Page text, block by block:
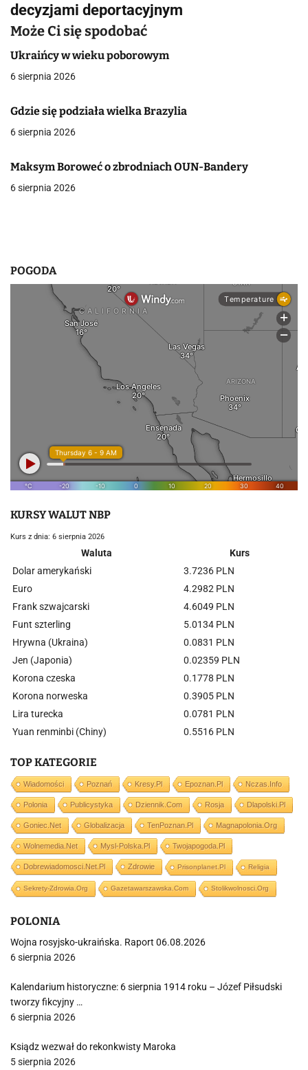
a
c
j
w
i
s
decyzjami deportacyjnym
Może Ci się spodobać
Ukraińcy w wieku poborowym
6 sierpnia 2026
Gdzie się podziała wielka Brazylia
6 sierpnia 2026
Maksym Boroweć o zbrodniach OUN-Bandery
6 sierpnia 2026
POGODA
KURSY WALUT NBP
Kurs z dnia: 6 sierpnia 2026
Waluta
Kurs
Dolar amerykański
3.7236 PLN
Euro
4.2982 PLN
Frank szwajcarski
4.6049 PLN
Funt szterling
5.0134 PLN
Hrywna (Ukraina)
0.0831 PLN
Jen (Japonia)
0.02359 PLN
Korona czeska
0.1778 PLN
Korona norweska
0.3905 PLN
Lira turecka
0.0781 PLN
Yuan renminbi (Chiny)
0.5516 PLN
TOP KATEGORIE
Wiadomości Poznań Kresy.pl Epoznan.pl Nczas.info
Polonia Publicystyka Dziennik.com Rosja Dlapolski.pl
Goniec.net Globalizacja TenPoznan.pl Magnapolonia.org
Wolnemedia.net Mysl-Polska.pl Twojapogoda.pl
Dobrewiadomosci.net.pl Zdrowie Prisonplanet.pl Religia
Sekrety-Zdrowia.org Gazetawarszawska.com Stolikwolnosci.org
POLONIA
Wojna rosyjsko-ukraińska. Raport 06.08.2026
6 sierpnia 2026
Kalendarium historyczne: 6 sierpnia 1914 roku – Józef Piłsudski
tworzy fikcyjny …
6 sierpnia 2026
Ksiądz wezwał do rekonkwisty Maroka
5 sierpnia 2026